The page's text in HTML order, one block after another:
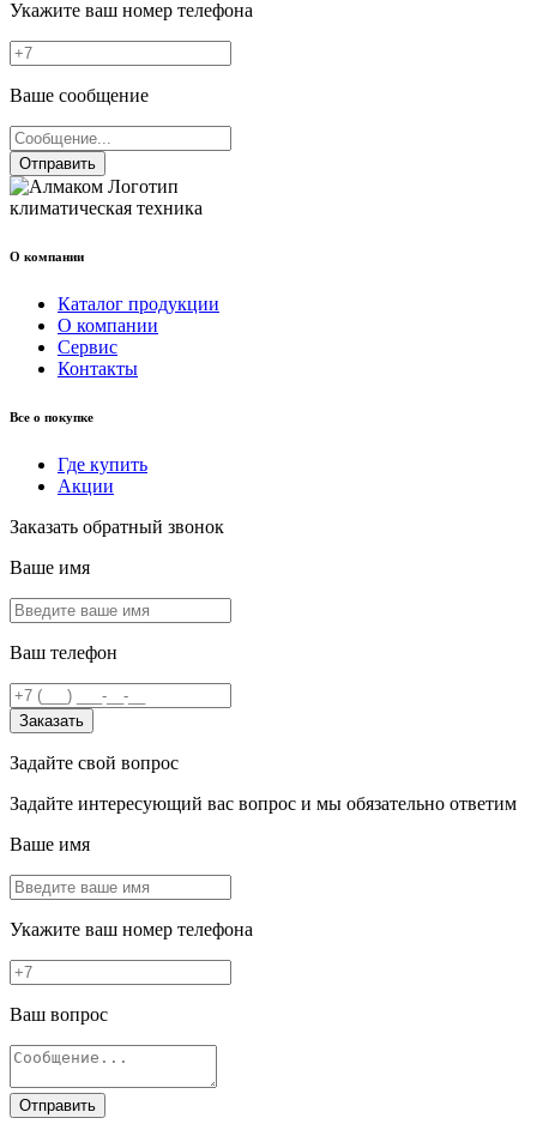
Укажите ваш номер телефона
Ваше сообщение
Отправить
климатическая техника
О компании
Каталог продукции
О компании
Сервис
Контакты
Все о покупке
Где купить
Акции
Заказать обратный звонок
Ваше имя
Ваш телефон
Заказать
Задайте свой вопрос
Задайте интересующий вас вопрос и мы обязательно ответим
Ваше имя
Укажите ваш номер телефона
Ваш вопрос
Отправить